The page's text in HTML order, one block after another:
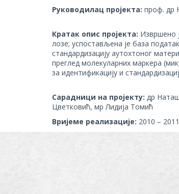
Руководилац пројекта: проф. др
Кратак опис пројекта: Извршено
лозе; успостављена је база
стандардизацију аутохтоног
преглед молекуларних маркера
за идентификацију и
Сарадници на пројекту: др
Цветковић, мр Лидија Томић
Вријеме реализације: 2010 –